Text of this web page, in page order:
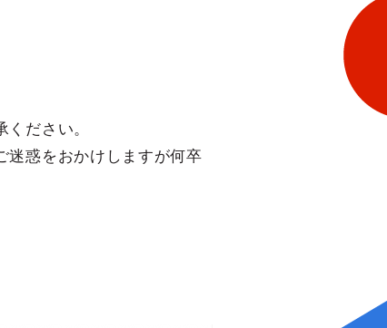
ださい。
迷惑をおかけしますが何卒